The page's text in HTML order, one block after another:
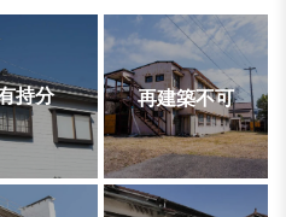
持分 再建築不可